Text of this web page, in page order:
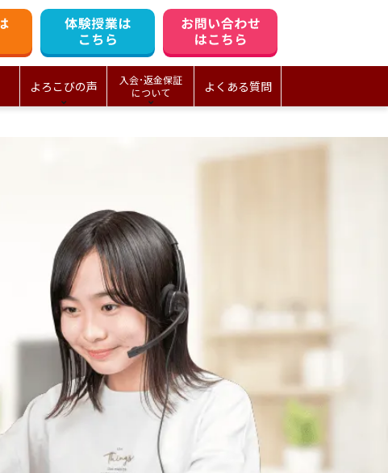
よろこびの声
入会･返金保証
について
よくある質問